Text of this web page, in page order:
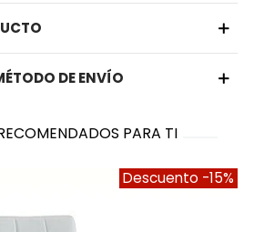
DE ENVÍO
PARA TI
Descuento -15%